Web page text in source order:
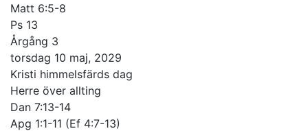
Matt 6:5-8
Ps 13
Årgång 3
torsdag 10 maj, 2029
Kristi himmelsfärds dag
Herre över allting
Dan 7:13-14
Apg 1:1-11 (Ef 4:7-13)